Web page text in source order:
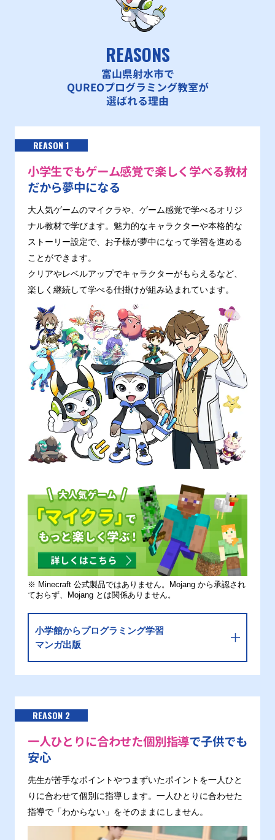
REASONS
富山県射水市で
QUREOプログラミング教室が
選ばれる理由
REASON 1
小学生でもゲーム感覚で楽しく学べる教材
だから夢中になる
大人気ゲームのマイクラや、ゲーム感覚で学べるオリジ
ナル教材で学びます。魅力的なキャラクターや本格的な
ストーリー設定で、お子様が夢中になって学習を進める
ことができます。
クリアやレベルアップでキャラクターがもらえるなど、
楽しく継続して学べる仕掛けが組み込まれています。
※ Minecraft 公式製品ではありません。Mojang から承認され
ておらず、Mojang とは関係ありません。
小学館からプログラミング学習
マンガ出版
REASON 2
一人ひとりに合わせた個別指導で子供でも
安心
先生が苦手なポイントやつまずいたポイントを一人ひと
りに合わせて個別に指導します。一人ひとりに合わせた
指導で「わからない」をそのままにしません。